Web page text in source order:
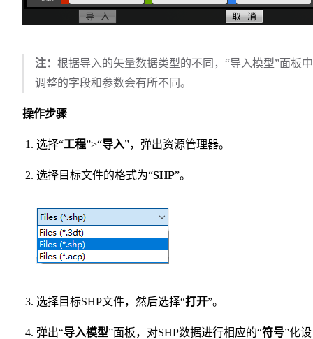
注： 根据导入的矢量数据类型的不同，“导入模型”面板
调整的字段和参数会有所不同。
操作步骤
选择“工程”>“导入”，弹出资源管理器。
选择目标文件的格式为“SHP”。
选择目标SHP文件，然后选择“打开”。
弹出“导入模型”面板，对SHP数据进行相应的“符号”化设